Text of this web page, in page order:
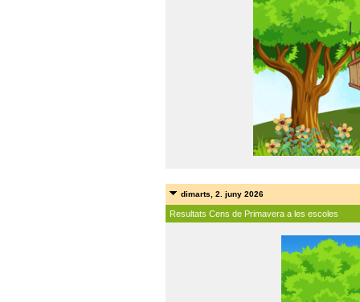
dimarts, 2. juny 2026
Resultats Cens de Primavera a les escoles